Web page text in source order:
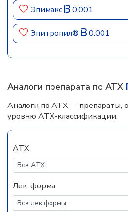
Эпимакс 0.001
Эпитропил® 0.001
Аналоги препарата по АТХ
Аналоги по АТХ — препараты,
уровню АТХ-классификации.
АТХ
Лек. форма